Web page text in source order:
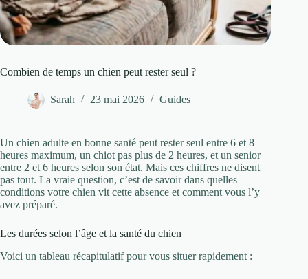
Combien de temps un chien peut rester seul ?
Sarah 23 mai 2026 Guides
Un chien adulte en bonne santé peut rester seul entre 6 et 8
heures maximum, un chiot pas plus de 2 heures, et un senior
entre 2 et 6 heures selon son état. Mais ces chiffres ne disent
pas tout. La vraie question, c’est de savoir dans quelles
conditions votre chien vit cette absence et comment vous l’y
avez préparé.
Les durées selon l’âge et la santé du chien
Voici un tableau récapitulatif pour vous situer rapidement :